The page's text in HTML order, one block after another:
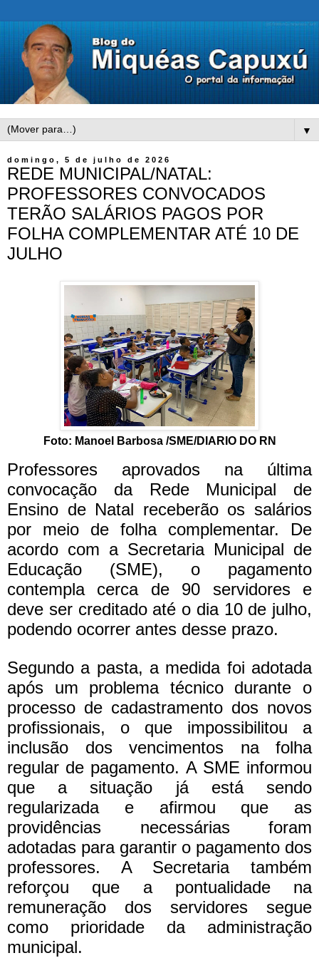
▼
domingo, 5 de julho de 2026
REDE MUNICIPAL/NATAL:
PROFESSORES CONVOCADOS
TERÃO SALÁRIOS PAGOS POR
FOLHA COMPLEMENTAR ATÉ 10 DE
JULHO
Foto: Manoel Barbosa /SME/DIARIO DO RN
Professores aprovados na última
convocação da Rede Municipal de
Ensino de Natal receberão os salários
por meio de folha complementar. De
acordo com a Secretaria Municipal de
Educação (SME), o pagamento
contempla cerca de 90 servidores e
deve ser creditado até o dia 10 de julho,
podendo ocorrer antes desse prazo.
Segundo a pasta, a medida foi adotada
após um problema técnico durante o
processo de cadastramento dos novos
profissionais, o que impossibilitou a
inclusão dos vencimentos na folha
regular de pagamento. A SME informou
que a situação já está sendo
regularizada e afirmou que as
providências necessárias foram
adotadas para garantir o pagamento dos
professores. A Secretaria também
reforçou que a pontualidade na
remuneração dos servidores segue
como prioridade da administração
municipal.